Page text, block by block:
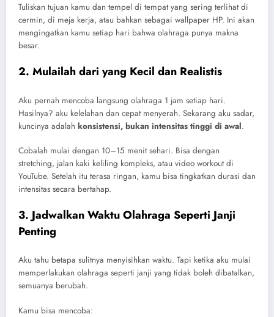
Tuliskan tujuan kamu dan tempel di tempat yang sering terlihat di
cermin, di meja kerja, atau bahkan sebagai wallpaper HP. Ini akan
mengingatkan kamu setiap hari bahwa olahraga punya makna
besar.
2. Mulailah dari yang Kecil dan Realistis
Aku pernah mencoba langsung olahraga 1 jam setiap hari.
Hasilnya? aku kelelahan dan cepat menyerah. Sekarang aku sadar,
kuncinya adalah konsistensi, bukan intensitas tinggi di awal.
Cobalah mulai dengan 10–15 menit sehari. Bisa dengan
stretching, jalan kaki keliling kompleks, atau video workout di
YouTube. Setelah itu terasa ringan, kamu bisa tingkatkan durasi dan
intensitas secara bertahap.
3. Jadwalkan Waktu Olahraga Seperti Janji
Penting
Aku tahu betapa sulitnya menyisihkan waktu. Tapi ketika aku mulai
memperlakukan olahraga seperti janji yang tidak boleh dibatalkan,
semuanya berubah.
Kamu bisa mencoba: